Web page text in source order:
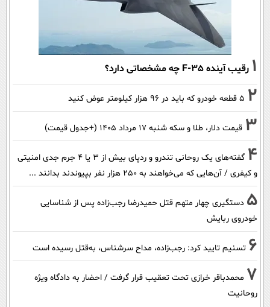
1 رقیب آینده F-35 چه مشخصاتی دارد؟
2 ۵ قطعه خودرو که باید در ۹۶ هزار کیلومتر عوض کنید
3 قیمت دلار، طلا و سکه شنبه ۱۷ مرداد ۱۴۰۵ (+جدول قیمت)
4
گفته‌های یک روحانی تندرو و ردپای بیش از ۳ یا ۴ جرم جدی امنیتی
و کیفری / آن‌هایی که می‌خواهند به ۲۵۰ هزار نفر بپیوندند بدانند ...
5 دستگیری چهار متهم قتل حمیدرضا رجب‌زاده پس از شناسایی
خودروی ربایش
6 تسنیم تایید کرد: رجب‌زاده، مداح سرشناس، به‌قتل رسیده است
7 محمدباقر خرازی تحت تعقیب قرار گرفت / احضار به دادگاه ویژه
روحانیت